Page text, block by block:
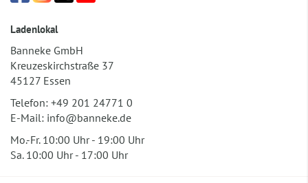
Ladenlokal
Banneke GmbH
Kreuzeskirchstraße 37
45127 Essen
Telefon: +49 201 24771 0
E-Mail: info@banneke.de
Mo.-Fr. 10:00 Uhr - 19:00 Uhr
Sa. 10:00 Uhr - 17:00 Uhr